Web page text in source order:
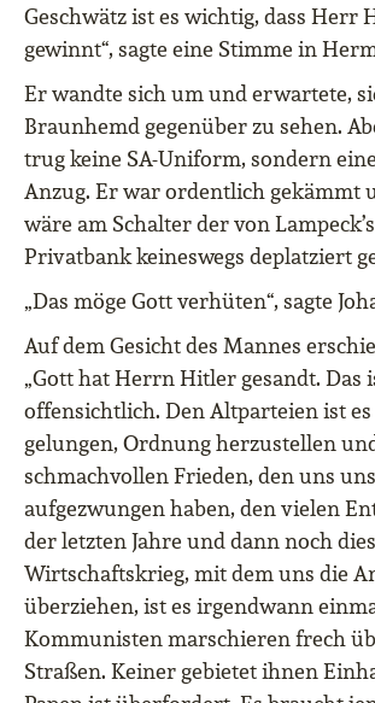
Geschwätz ist es wichtig, dass Herr
gewinnt“, sagte eine Stimme in
Er wandte sich um und erwartete,
Braunhemd gegenüber zu sehen.
trug keine SA-Uniform, sondern
Anzug. Er war ordentlich gekämmt
wäre am Schalter der von
Privatbank keineswegs deplatziert
„Das möge Gott verhüten“, sagte
Auf dem Gesicht des Mannes
„Gott hat Herrn Hitler gesandt. Das
offensichtlich. Den Altparteien ist
gelungen, Ordnung herzustellen
schmachvollen Frieden, den uns
aufgezwungen haben, den vielen
der letzten Jahre und dann noch
Wirtschaftskrieg, mit dem uns die
überziehen, ist es irgendwann
Kommunisten marschieren frech
Straßen. Keiner gebietet ihnen